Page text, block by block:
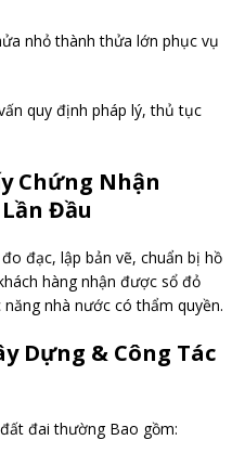
nhỏ thành thửa lớn phục vụ
quy định pháp lý, thủ tục
Chứng Nhận
Đầu
đạc, lập bản vẽ, chuẩn bị hồ
hàng nhận được sổ đỏ
nhà nước có thẩm quyền.
Dựng & Công Tác
đai thường Bao gồm: